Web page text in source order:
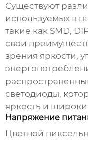
Существуют
используемых в
такие как SMD,
свои
зрения яркости,
светодиоды,
яркость и
Напряжение
Цветной